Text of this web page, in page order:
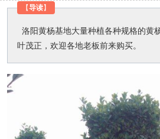
【导读】
洛阳黄杨基地大量种植各种规格的黄
叶茂正，欢迎各地老板前来购买。